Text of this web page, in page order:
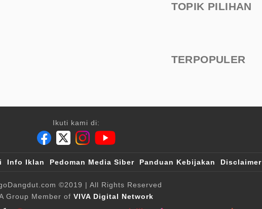
TOPIK PILIHAN
TERPOPULER
Ikuti kami di:
Info Iklan Pedoman Media Siber Panduan Kebijakan Disclaimer
©2019 | All Rights Reserved
Group Member of VIVA Digital Network